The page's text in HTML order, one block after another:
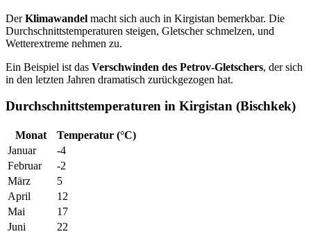
DerKlimawandel macht sich auch in Kirgistan bemerkbar. Die
Durchschnittstemperaturen steigen, Gletscher schmelzen, und
Wetterextreme nehmen zu.
Ein Beispiel ist das Verschwinden des Petrov-Gletschers, der sich
in den letzten Jahren dramatisch zurückgezogen hat.
Durchschnittstemperaturen in Kirgistan (Bischkek)
Monat
Temperatur (°C)
Januar
-4
Februar
-2
März
5
April
12
Mai
17
Juni
22